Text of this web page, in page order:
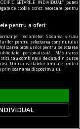
la brațul lui
de mare a
SETARILE INDIVIDUAL” puteti
de cookie strict necesare pentru
pentru a oferi:
reclamelor. Stocarea și/sau
pentru selectarea conținutului
profilurilor pentru selectarea
personalizată. Măsurarea
sau combinații de date din surse
Utilizarea datelor limitate pentru
prin scanarea dispozitivului.